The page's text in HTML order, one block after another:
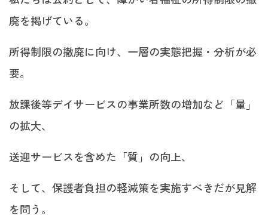
廃を掲げている。
所得制限の撤廃に向け、一層の実態把握・分析が必
要。
放課後等デイサービスの事業所数の増加など「量」
の拡大、
送迎サービスを含めた「質」の向上、
そして、保護者負担の軽減策を実施すべきだが見解
を問う。